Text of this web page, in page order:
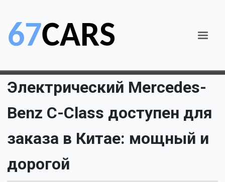
Электрический Mercedes-
Benz C-Class доступен для
заказа в Китае: мощный и
дорогой